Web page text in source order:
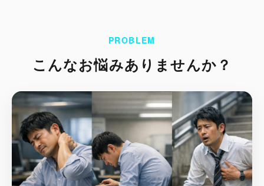
PROBLEM
こんなお悩みありませんか？